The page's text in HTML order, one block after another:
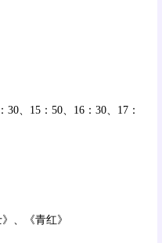
、15：50、16：30、17：
、《青红》